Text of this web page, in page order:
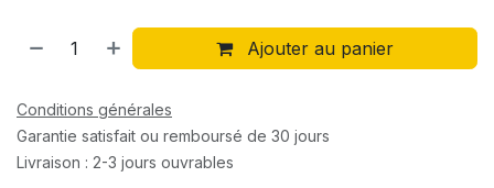
Ajouter au panier
Conditions générales
Garantie satisfait ou remboursé de 30 jours
Livraison : 2-3 jours ouvrables